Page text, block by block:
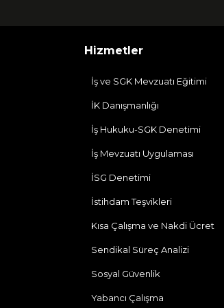
Hizmetler
İş ve SGK Mevzuatı Eğitimi
İK Danışmanlığı
İş Hukuku-SGK Denetimi
İş Mevzuatı Uygulaması
İSG Denetimi
İstihdam Teşvikleri
Kısa Çalışma ve Nakdi Ücret
Sendikal Süreç Analizi
Sosyal Güvenlik
Yabancı Çalışma